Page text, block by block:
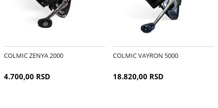
COLMIC ZENYA 2000
4.700,00 RSD
COLMIC VAYRON 5000
18.820,00 RSD